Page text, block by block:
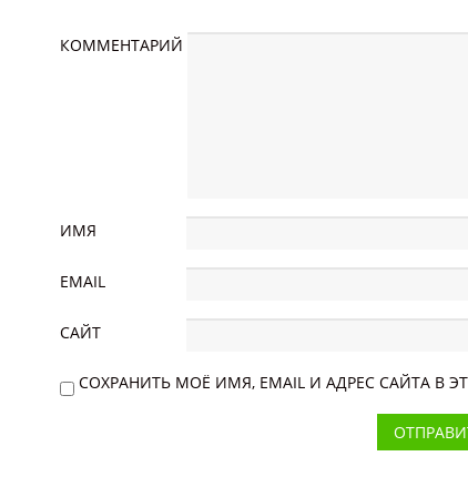
КОММЕНТАРИЙ
ИМЯ
EMAIL
САЙТ
СОХРАНИТЬ МОЁ ИМЯ, EMAIL И АДРЕС САЙТА